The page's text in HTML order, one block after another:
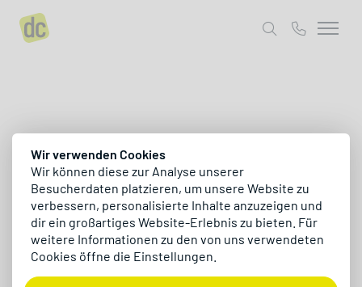
Wir verwenden Cookies
Wir können diese zur Analyse unserer
Besucherdaten platzieren, um unsere Website zu
verbessern, personalisierte Inhalte anzuzeigen und
dir ein großartiges Website-Erlebnis zu bieten. Für
weitere Informationen zu den von uns verwendeten
Cookies öffne die Einstellungen.
Deutsch
E-Commerce Software
ERP Software